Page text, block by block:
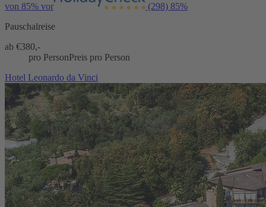
von 85% vor (298) 85%
Pauschalreise
ab €380,-
pro PersonPreis pro Person
Hotel Leonardo da Vinci